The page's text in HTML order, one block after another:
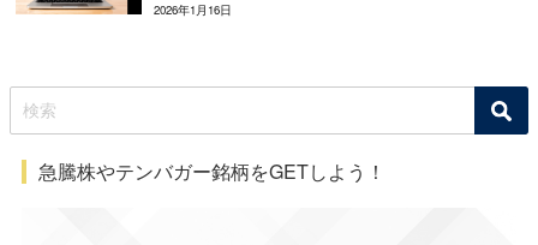
2026年1月16日
急騰株やテンバガー銘柄をGETしよう！